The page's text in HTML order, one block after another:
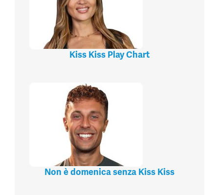
Kiss Kiss Play Chart
Non è domenica senza Kiss Kiss